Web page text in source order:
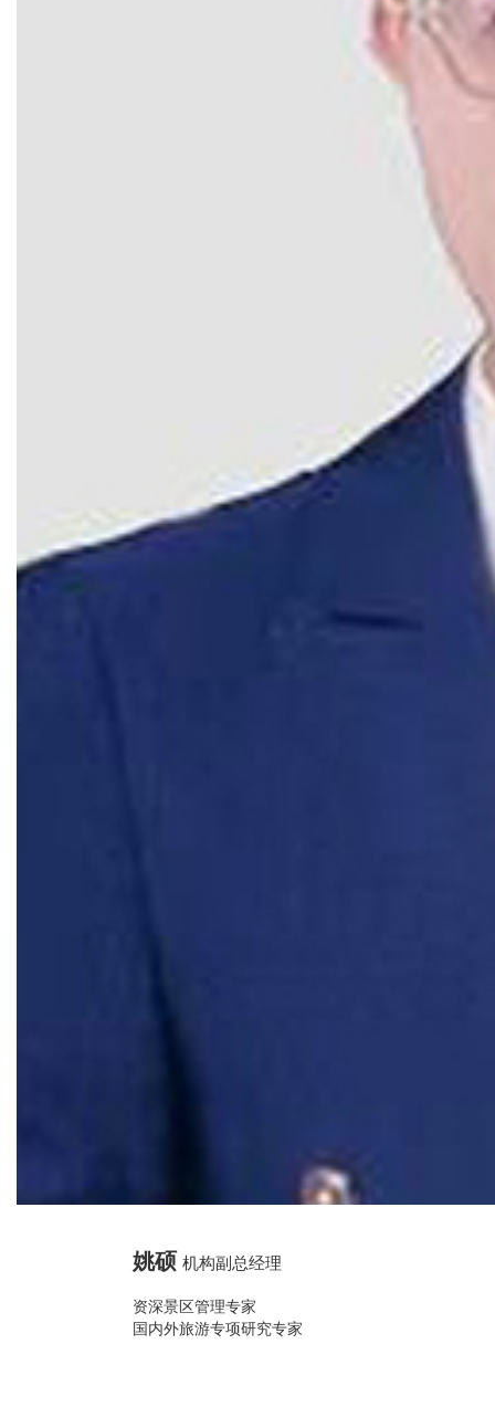
姚硕 机构副总经理
资深景区管理专家
国内外旅游专项研究专家